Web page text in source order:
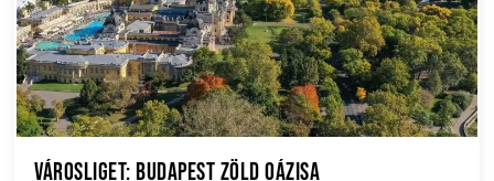
Városliget: Budapest zöld oázisa